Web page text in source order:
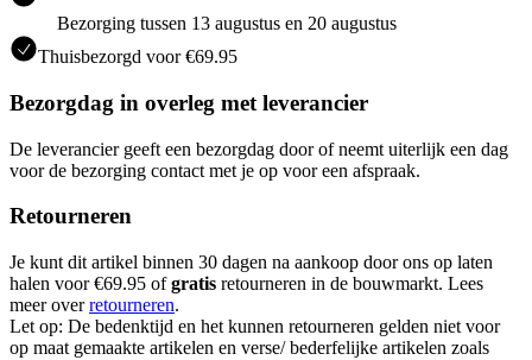
Bezorging tussen 13 augustus en 20 augustus
Thuisbezorgd voor €69.95
Bezorgdag in overleg met leverancier
De leverancier geeft een bezorgdag door of neemt uiterlijk een dag
voor de bezorging contact met je op voor een afspraak.
Retourneren
Je kunt dit artikel binnen 30 dagen na aankoop door ons op laten
halen voor €69.95 ofgratis retourneren in de bouwmarkt. Lees
meer overretourneren.
Let op: De bedenktijd en het kunnen retourneren gelden niet voor
op maat gemaakte artikelen en verse/ bederfelijke artikelen zoals